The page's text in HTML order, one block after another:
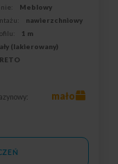
Meblowy
nawierzchniowy
1 m
(lakierowany)
RETO
mało